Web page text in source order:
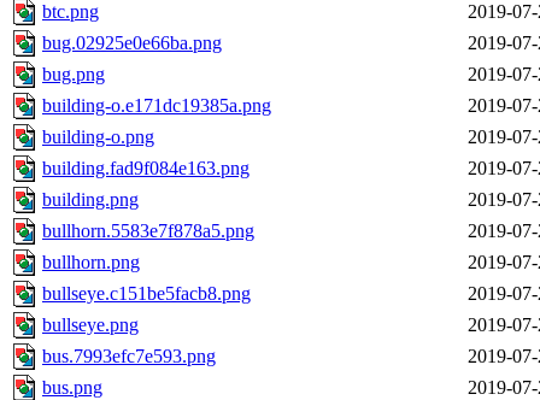
btc.png
2019-
bug.02925e0e66ba.png
2019-
bug.png
2019-
building-o.e171dc19385a.png
2019-
building-o.png
2019-
building.fad9f084e163.png
2019-
building.png
2019-
bullhorn.5583e7f878a5.png
2019-
bullhorn.png
2019-
bullseye.c151be5facb8.png
2019-
bullseye.png
2019-
bus.7993efc7e593.png
2019-
bus.png
2019-